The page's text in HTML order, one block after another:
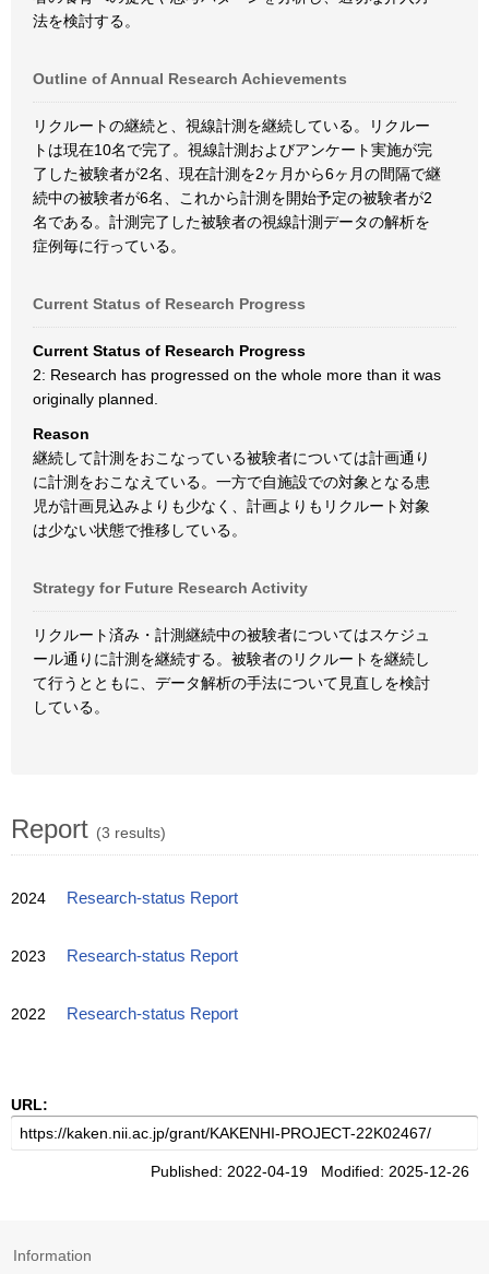
法を検討する。
Outline of Annual Research Achievements
リクルートの継続と、視線計測を継続している。リクルー
トは現在10名で完了。視線計測およびアンケート実施が完
了した被験者が2名、現在計測を2ヶ月から6ヶ月の間隔で継
続中の被験者が6名、これから計測を開始予定の被験者が2
名である。計測完了した被験者の視線計測データの解析を
症例毎に行っている。
Current Status of Research Progress
Current Status of Research Progress
2: Research has progressed on the whole more than it was
originally planned.
Reason
継続して計測をおこなっている被験者については計画通り
に計測をおこなえている。一方で自施設での対象となる患
児が計画見込みよりも少なく、計画よりもリクルート対象
は少ない状態で推移している。
Strategy for Future Research Activity
リクルート済み・計測継続中の被験者についてはスケジュ
ール通りに計測を継続する。被験者のリクルートを継続し
て行うとともに、データ解析の手法について見直しを検討
している。
Report (3 results)
2024 Research-status Report
2023 Research-status Report
2022 Research-status Report
URL:
Published: 2022-04-19 Modified: 2025-12-26
Information